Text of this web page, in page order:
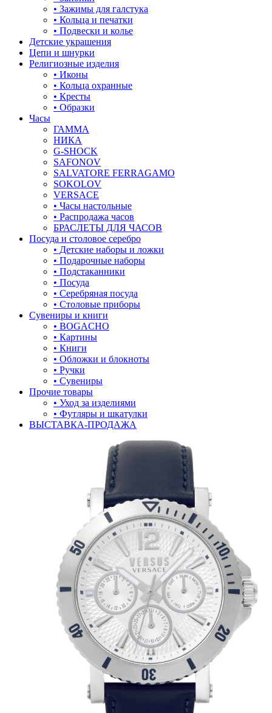
• Зажимы для галстука
• Кольца и печатки
• Подвески и колье
Детские украшения
Цепи и шнурки
Религиозные изделия
• Иконы
• Кольца охранные
• Кресты
• Образки
Часы
ГАММА
НИКА
G-SHOCK
SAFONOV
SALVATORE FERRAGAMO
SOKOLOV
VERSACE
• Часы настольные
• Распродажа часов
БРАСЛЕТЫ ДЛЯ ЧАСОВ
Посуда и столовое серебро
• Детские наборы и ложки
• Подарочные наборы
• Подстаканники
• Посуда
• Серебряная посуда
• Столовые приборы
Сувениры и книги
• BOGACHO
• Картины
• Книги
• Обложки и блокноты
• Ручки
• Сувениры
Прочие товары
• Уход за изделиями
• Футляры и шкатулки
ВЫСТАВКА-ПРОДАЖА